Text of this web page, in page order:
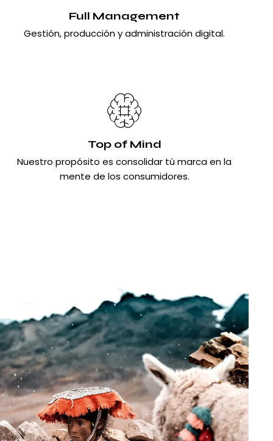
Full Management
Gestión, producción y administración digital.
Top of Mind
Nuestro propósito es consolidar tú marca en la
mente de los consumidores.